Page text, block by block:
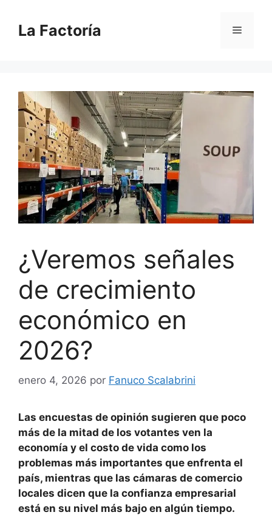
contenido
La Factoría Menú
¿Veremos señales
de crecimiento
económico en
2026?
enero 4, 2026 por Fanuco Scalabrini
Las encuestas de opinión sugieren que poco
más de la mitad de los votantes ven la
economía y el costo de vida como los
problemas más importantes que enfrenta el
país, mientras que las cámaras de comercio
locales dicen que la confianza empresarial
está en su nivel más bajo en algún tiempo.